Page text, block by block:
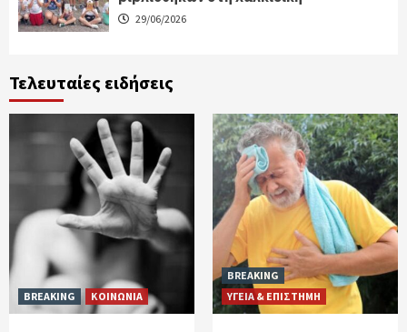
29/06/2026
Τελευταίες ειδήσεις
BREAKING ΚΟΙΝΩΝΙΑ
BREAKING
ΥΓΕΙΑ & ΕΠΙΣΤΗΜΗ